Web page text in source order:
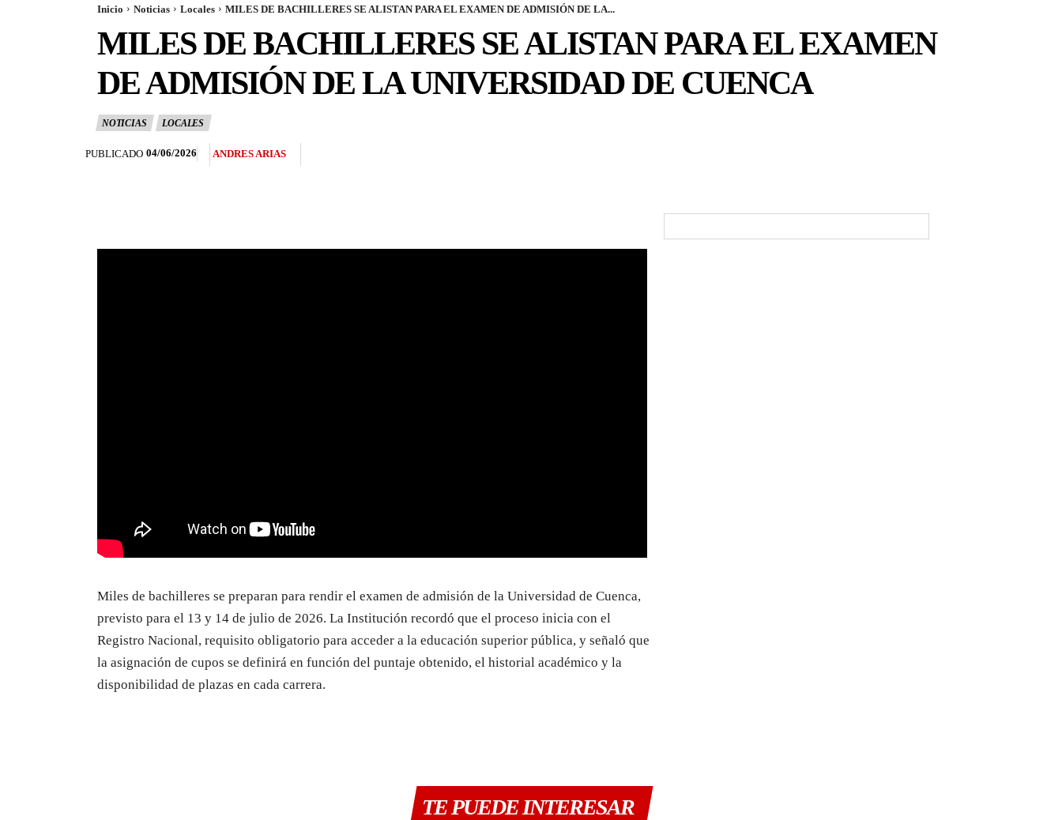
Inicio Noticias Locales MILES DE BACHILLERES SE ALISTAN PARA EL EXAMEN DE ADMISIÓN DE LA...
MILES DE BACHILLERES SE ALISTAN PARA EL EXAMEN
DE ADMISIÓN DE LA UNIVERSIDAD DE CUENCA
NOTICIAS LOCALES
PUBLICADO 04/06/2026 ANDRES ARIAS
Miles de bachilleres se preparan para rendir el examen de admisión de la Universidad de Cuenca,
previsto para el 13 y 14 de julio de 2026. La Institución recordó que el proceso inicia con el
Registro Nacional, requisito obligatorio para acceder a la educación superior pública, y señaló que
la asignación de cupos se definirá en función del puntaje obtenido, el historial académico y la
disponibilidad de plazas en cada carrera.
TE PUEDE INTERESAR